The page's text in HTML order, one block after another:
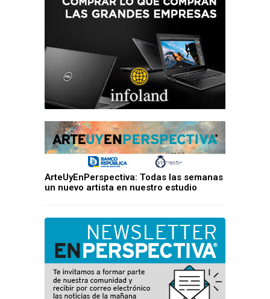
ArteUyEnPerspectiva: Todas las semanas
un nuevo artista en nuestro estudio